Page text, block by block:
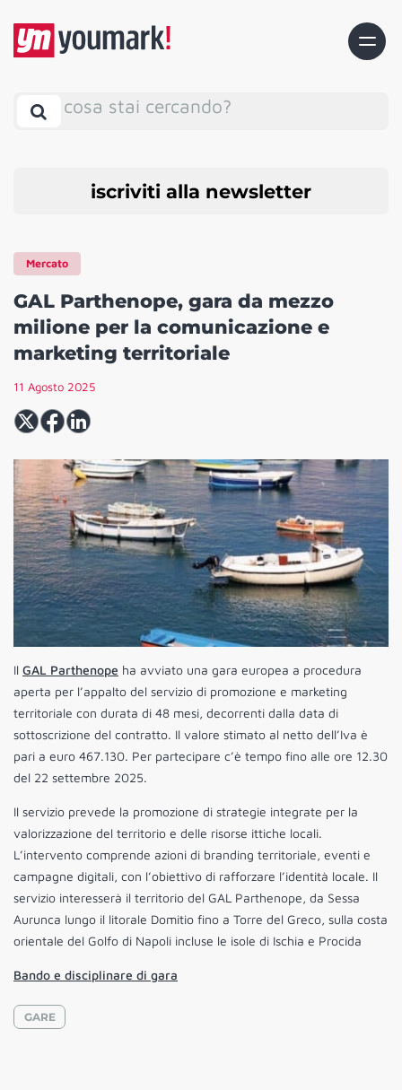
cosa stai cercando?
iscriviti alla newsletter
Mercato
GAL Parthenope, gara da mezzo
milione per la comunicazione e
marketing territoriale
11 Agosto 2025
Il GAL Parthenope ha avviato una gara europea a procedura
aperta per l’appalto del servizio di promozione e marketing
territoriale con durata di 48 mesi, decorrenti dalla data di
sottoscrizione del contratto. Il valore stimato al netto dell’Iva è
pari a euro 467.130. Per partecipare c’è tempo fino alle ore 12.30
del 22 settembre 2025.
Il servizio prevede la promozione di strategie integrate per la
valorizzazione del territorio e delle risorse ittiche locali.
L’intervento comprende azioni di branding territoriale, eventi e
campagne digitali, con l’obiettivo di rafforzare l’identità locale. Il
servizio interesserà il territorio del GAL Parthenope, da Sessa
Aurunca lungo il litorale Domitio fino a Torre del Greco, sulla costa
orientale del Golfo di Napoli incluse le isole di Ischia e Procida
Bando e disciplinare di gara
GARE